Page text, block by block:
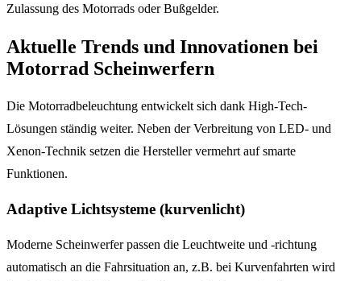
Zulassung des Motorrads oder Bußgelder.
Aktuelle Trends und Innovationen bei
Motorrad Scheinwerfern
Die Motorradbeleuchtung entwickelt sich dank High-Tech-
Lösungen ständig weiter. Neben der Verbreitung von LED- und
Xenon-Technik setzen die Hersteller vermehrt auf smarte
Funktionen.
Adaptive Lichtsysteme (kurvenlicht)
Moderne Scheinwerfer passen die Leuchtweite und -richtung
automatisch an die Fahrsituation an, z.B. bei Kurvenfahrten wird